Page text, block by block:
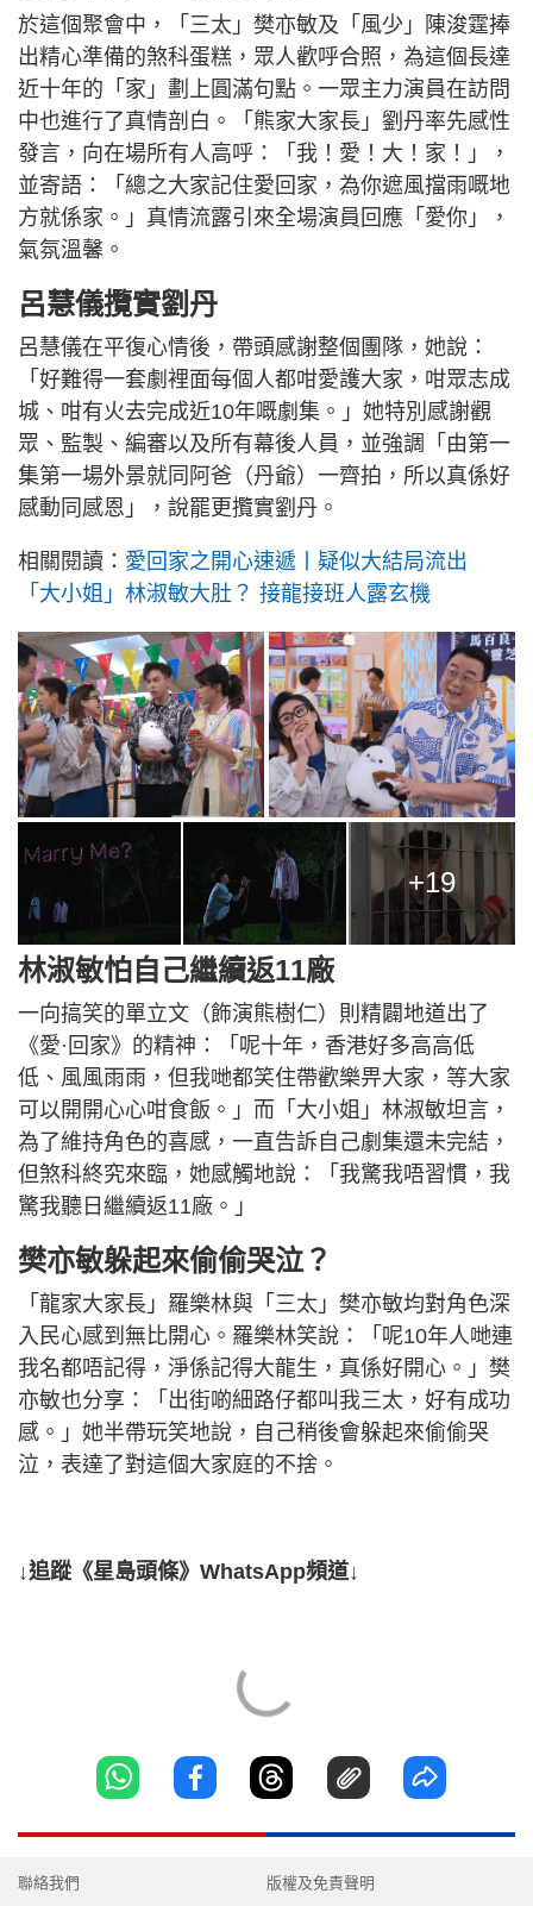
於這個聚會中，「三太」樊亦敏及「風少」陳浚霆捧
出精心準備的煞科蛋糕，眾人歡呼合照，為這個長達
近十年的「家」劃上圓滿句點。一眾主力演員在訪問
中也進行了真情剖白。「熊家大家長」劉丹率先感性
發言，向在場所有人高呼：「我！愛！大！家！」，
並寄語：「總之大家記住愛回家，為你遮風擋雨嘅地
方就係家。」真情流露引來全場演員回應「愛你」，
氣氛溫馨。
呂慧儀攬實劉丹
呂慧儀在平復心情後，帶頭感謝整個團隊，她說：
「好難得一套劇裡面每個人都咁愛護大家，咁眾志成
城、咁有火去完成近10年嘅劇集。」她特別感謝觀
眾、監製、編審以及所有幕後人員，並強調「由第一
集第一場外景就同阿爸（丹爺）一齊拍，所以真係好
感動同感恩」，說罷更攬實劉丹。
相關閱讀： 愛回家之開心速遞丨疑似大結局流出
「大小姐」林淑敏大肚？ 接龍接班人露玄機
+19
林淑敏怕自己繼續返11廠
一向搞笑的單立文（飾演熊樹仁）則精闢地道出了
《愛·回家》的精神：「呢十年，香港好多高高低
低、風風雨雨，但我哋都笑住帶歡樂畀大家，等大家
可以開開心心咁食飯。」而「大小姐」林淑敏坦言，
為了維持角色的喜感，一直告訴自己劇集還未完結，
但煞科終究來臨，她感觸地說：「我驚我唔習慣，我
驚我聽日繼續返11廠。」
樊亦敏躲起來偷偷哭泣？
「龍家大家長」羅樂林與「三太」樊亦敏均對角色深
入民心感到無比開心。羅樂林笑說：「呢10年人哋連
我名都唔記得，淨係記得大龍生，真係好開心。」樊
亦敏也分享：「出街啲細路仔都叫我三太，好有成功
感。」她半帶玩笑地說，自己稍後會躲起來偷偷哭
泣，表達了對這個大家庭的不捨。
↓追蹤《星島頭條》WhatsApp頻道↓
聯絡我們 版權及免責聲明